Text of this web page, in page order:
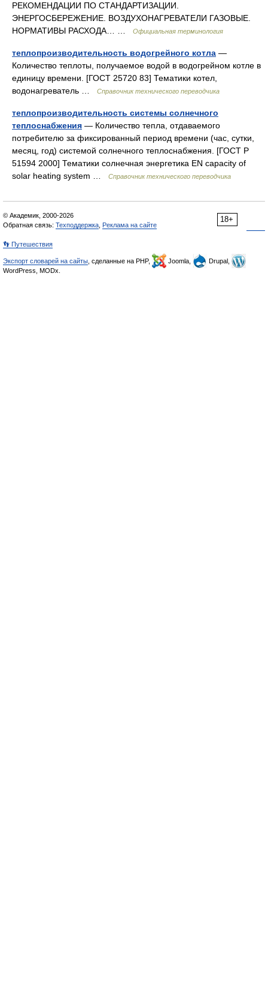
РЕКОМЕНДАЦИИ ПО СТАНДАРТИЗАЦИИ.
ЭНЕРГОСБЕРЕЖЕНИЕ. ВОЗДУХОНАГРЕВАТЕЛИ ГАЗОВЫЕ.
НОРМАТИВЫ РАСХОДА… …
Официальная терминология
теплопроизводительность водогрейного котла —
Количество теплоты, получаемое водой в водогрейном котле в
единицу времени. [ГОСТ 25720 83] Тематики котел,
водонагреватель …
Справочник технического переводчика
теплопроизводительность системы солнечного
теплоснабжения — Количество тепла, отдаваемого
потребителю за фиксированный период времени (час, сутки,
месяц, год) системой солнечного теплоснабжения. [ГОСТ Р
51594 2000] Тематики солнечная энергетика EN capacity of
solar heating system …
Справочник технического переводчика
18+
© Академик, 2000-2026
Обратная связь: Техподдержка Реклама на сайте
👣 Путешествия
Экспорт словарей на сайты , сделанные на PHP, Joomla,
Drupal,
WordPress, MODx.